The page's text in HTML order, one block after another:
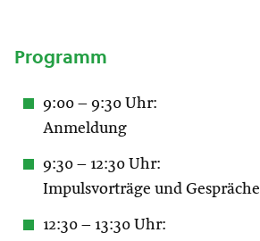
Programm
9:00 – 9:30 Uhr:
Anmeldung
9:30 – 12:30 Uhr:
Impulsvorträge und Gespräche
12:30 – 13:30 Uhr: